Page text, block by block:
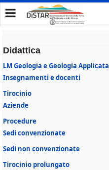
Didattica
LM Geologia e Geologia Applicata
Insegnamenti e docenti
Tirocinio
Aziende
Procedure
Sedi convenzionate
Sedi non convenzionate
Tirocinio prolungato